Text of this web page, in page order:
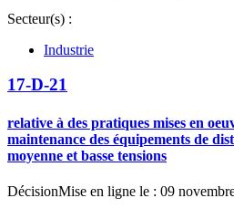
Secteur(s) :
Industrie
17-D-21
relative à des pratiques mises en
maintenance des équipements de
moyenne et basse tensions
DécisionMise en ligne le : 09